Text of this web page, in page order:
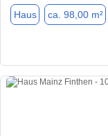
Haus ca. 98,00 m²